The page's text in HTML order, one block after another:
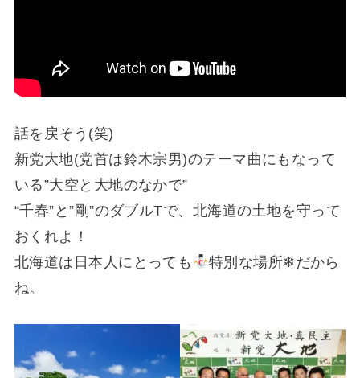
話を戻そう(笑)
新党大地(党首は鈴木宗男)のテーマ曲にもなって
いる”大空と大地のなかで”
“千春”と”剛”のダブルTで、北海道の土地を守って
おくれよ！
北海道は日本人にとっても
特別な場所❄だから
ね。